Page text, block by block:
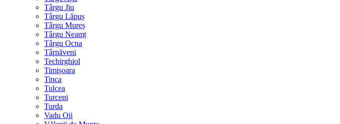
Târgu Jiu
Târgu Lăpuș
Târgu Mureș
Târgu Neamț
Târgu Ocna
Târnăveni
Techirghiol
Timișoara
Tinca
Tulcea
Turceni
Turda
Vadu Oii